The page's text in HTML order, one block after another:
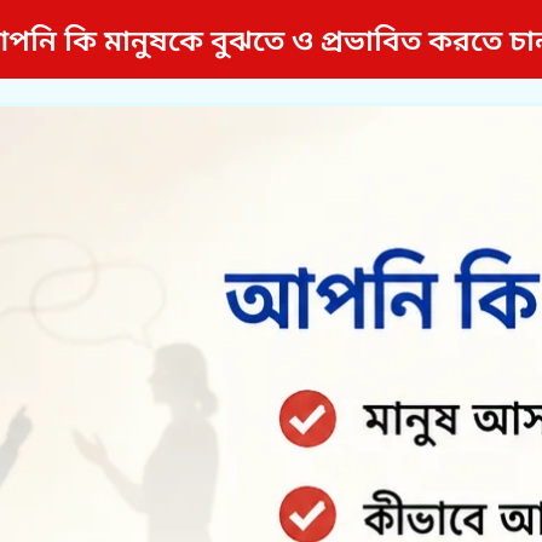
কি মানুষকে বুঝতে ও প্রভাবিত করতে